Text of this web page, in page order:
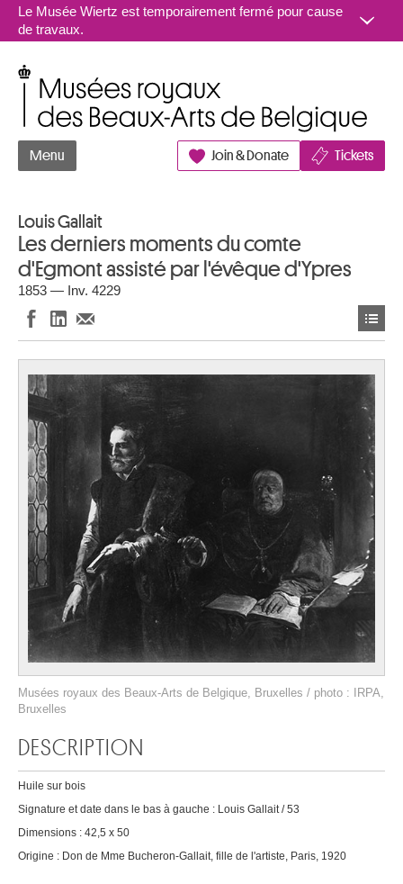
Aller au contenu
Le Musée Wiertz est temporairement fermé pour cause
de travaux.
Menu Join & Donate Tickets
Louis Gallait
Les derniers moments du comte
d'Egmont assisté par l'évêque d'Ypres
1853 — Inv. 4229
Musées royaux des Beaux-Arts de Belgique, Bruxelles / photo : IRPA,
Bruxelles
DESCRIPTION
Huile sur bois
Signature et date dans le bas à gauche : Louis Gallait / 53
Dimensions : 42,5 x 50
Origine : Don de Mme Bucheron-Gallait, fille de l'artiste, Paris, 1920